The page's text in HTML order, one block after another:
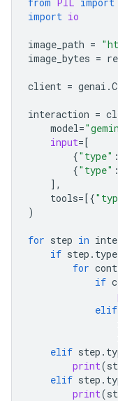
import io
image_path =
image_bytes =
client = genai .
interaction =
model=
input=[
{"type" :
{"type" :
],
tools=[{
)
for step in
if step . type
for
if
elif
elif step .
print(
elif step .
print(